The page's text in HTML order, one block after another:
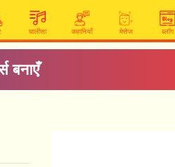
चालीसा कहानियाँ मेसेज ब्लॉग
बनाएँ